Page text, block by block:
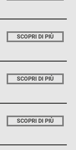
SCOPRI DI PIÙ
SCOPRI DI PIÙ
SCOPRI DI PIÙ